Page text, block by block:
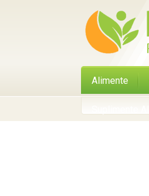
Alimente